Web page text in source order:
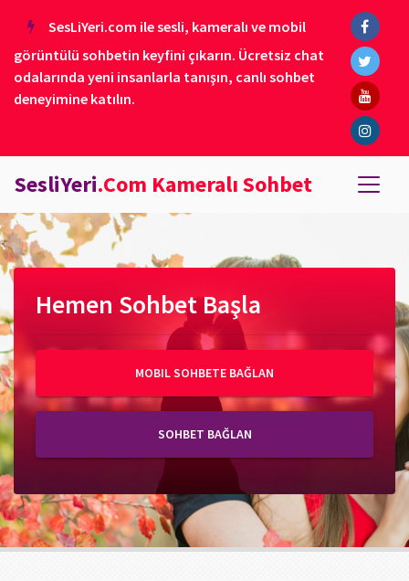
SesLiYeri.com ile sesli, kameralı ve mobil
görüntülü sohbetin keyfini çıkarın. Ücretsiz chat
odalarında yeni insanlarla tanışın, canlı sohbet
deneyimine katılın.
SesliYeri.Com Kameralı Sohbet
Hemen Sohbet Başla
MOBIL SOHBETE BAĞLAN
SOHBET BAĞLAN